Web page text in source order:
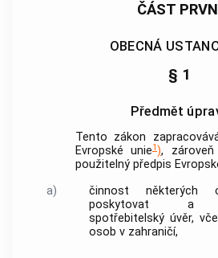
ČÁST
OBECNÁ
§ 1
Předmět
Tento zákon
Evropské unie1),
použitelný předpis
a)
činnost některých
poskytovat a
spotřebitelský úvěr,
osob v zahraničí,